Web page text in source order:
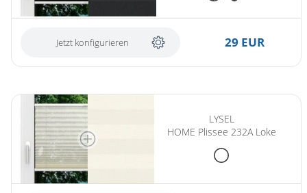
Jetzt konfigurieren 29 EUR
LYSEL
HOME Plissee 232A Loke